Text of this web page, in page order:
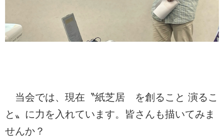
当会では、現在〝紙芝居 を創ること 演るこ
と〟に力を入れています。皆さんも描いてみま
せんか？